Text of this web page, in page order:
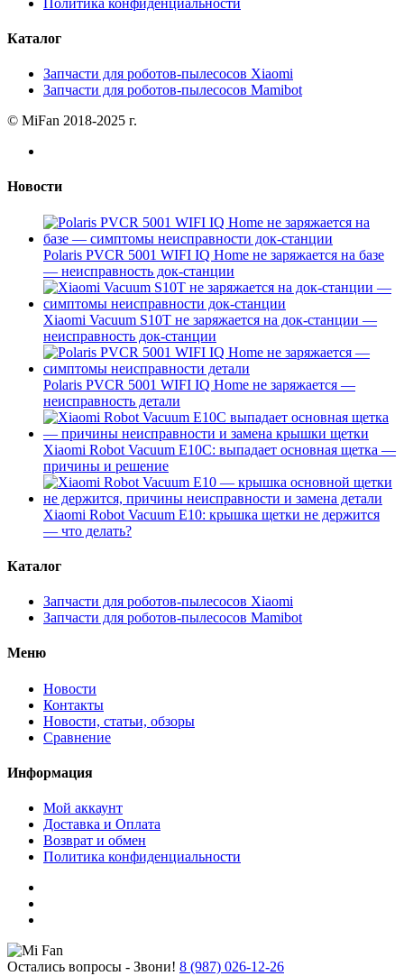
Каталог
Запчасти для роботов-пылесосов Xiaomi
Запчасти для роботов-пылесосов Mamibot
© MiFan 2018-2025 г.
Новости
Polaris PVCR 5001 WIFI IQ Home не заряжается на базе
— неисправность док-станции
Xiaomi Vacuum S10T не заряжается на док-станции —
неисправность док-станции
Polaris PVCR 5001 WIFI IQ Home не заряжается —
неисправность детали
Xiaomi Robot Vacuum E10C: выпадает основная щетка —
причины и решение
Xiaomi Robot Vacuum E10: крышка щетки не держится
— что делать?
Каталог
Запчасти для роботов-пылесосов Xiaomi
Запчасти для роботов-пылесосов Mamibot
Меню
Новости
Контакты
Новости, статьи, обзоры
Сравнение
Информация
Мой аккаунт
Доставка и Оплата
Возврат и обмен
Политика конфиденциальности
Остались вопросы - Звони! 8 (987) 026-12-26